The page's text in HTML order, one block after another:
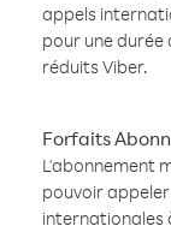
appels
pour une durée
réduits Viber.
Forfaits
L'abonnement
pouvoir
internationales